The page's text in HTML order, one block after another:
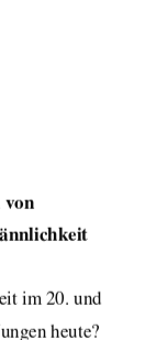
von
im 20. und
heute?